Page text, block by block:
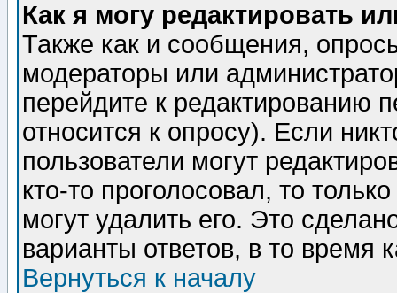
Как я могу редактировать
Также как и сообщения,
модераторы или
перейдите к редактированию
относится к опросу). Если
пользователи могут
кто-то проголосовал, то
могут удалить его. Это
варианты ответов, в то время
Вернуться к началу